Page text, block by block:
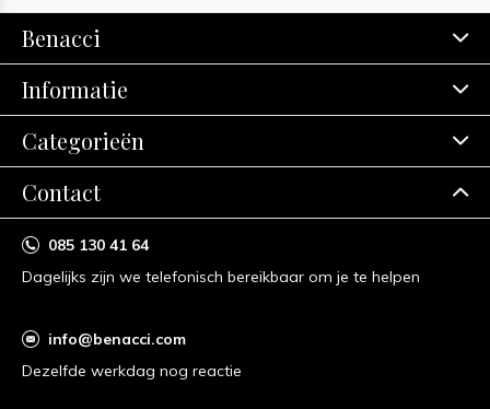
Benacci
Informatie
Categorieën
Contact
085 130 41 64
Dagelijks zijn we telefonisch bereikbaar om je te helpen
info@benacci.com
Dezelfde werkdag nog reactie